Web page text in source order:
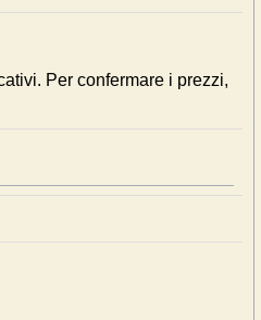
Per confermare i prezzi,